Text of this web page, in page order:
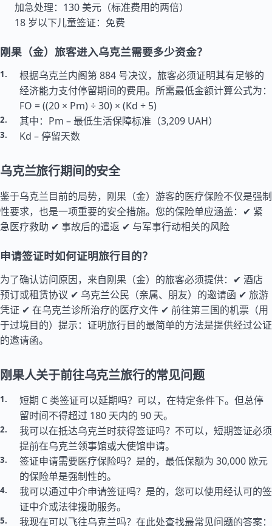
加急处理：130 美元（标准费用的两倍）
18 岁以下儿童签证：免费
刚果（金）旅客进入乌克兰需要多少资金？
根据乌克兰内阁第 884 号决议，旅客必须证明其有足够的
经济能力支付停留期间的费用。所需最低金额计算公式为：
FO = ((20 × Pm) ÷ 30) × (Kd + 5)
其中：Pm – 最低生活保障标准（3,209 UAH）
Kd – 停留天数
乌克兰旅行期间的安全
鉴于乌克兰目前的局势，刚果（金）游客的医疗保险不仅是强制
性要求，也是一项重要的安全措施。您的保险单应涵盖：✔ 紧
急医疗救助 ✔ 事故后的遣返 ✔ 与军事行动相关的风险
申请签证时如何证明旅行目的？
为了确认访问原因，来自刚果（金）的旅客必须提供：✔ 酒店
预订或租赁协议 ✔ 乌克兰公民（亲属、朋友）的邀请函 ✔ 旅游
凭证 ✔ 在乌克兰诊所治疗的医疗文件 ✔ 前往第三国的机票（用
于过境目的）提示：证明旅行目的最简单的方法是提供经过公证
的邀请函。
刚果人关于前往乌克兰旅行的常见问题
短期 C 类签证可以延期吗？可以，在特定条件下。但总停
留时间不得超过 180 天内的 90 天。
我可以在抵达乌克兰时获得签证吗？不可以，短期签证必须
提前在乌克兰领事馆或大使馆申请。
签证申请需要医疗保险吗？是的，最低保额为 30,000 欧元
的保险单是强制性的。
我可以通过中介申请签证吗？是的，您可以使用经认可的签
证中介或法律援助服务。
我现在可以飞往乌克兰吗？在此处查找最常见问题的答案：